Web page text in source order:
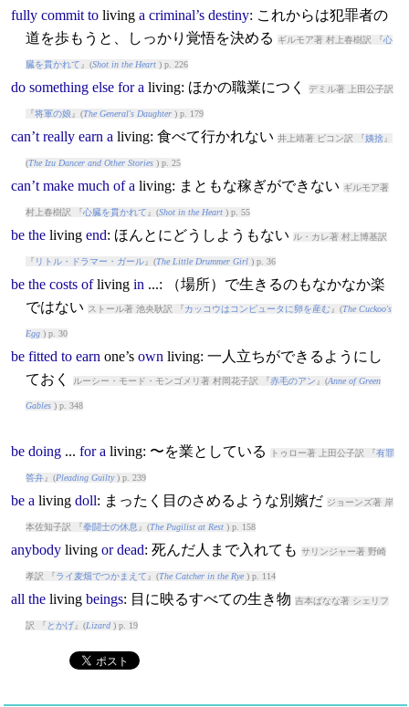
fully commit to living a criminal’s destiny: これからは犯罪者の
道を歩もうと、しっかり覚悟を決める
ギルモア著 村上春樹訳 『心
臓を貫かれて 』(Shot in the Heart) p. 226
do something else for a living: ほかの職業につく デミル著 上田公子訳
『将軍の娘 』(The General's Daughter) p. 179
can’t really earn a living: 食べて行かれない 井上靖著 ピコン訳 『姨捨』
(The Izu Dancer and Other Stories) p. 25
can’t make much of a living: まともな稼ぎができない ギルモア著
村上春樹訳 『心臓を貫かれて 』(Shot in the Heart) p. 55
be the living end: ほんとにどうしようもない ル・カレ著 村上博基訳
『 リトル・ドラマー・ガール』(The Little Drummer Girl) p. 36
be the costs of living in...: （場所）で生きるのもなかなか楽
ではない ストール著 池央耿訳 『 カッコウはコンピュータに卵を産む』(The Cuckoo's
Egg) p. 30
be fitted to earnone’s own living: 一人立ちができるようにし
ておく
ルーシー・モード・モンゴメリ著 村岡花子訳 『赤毛のアン 』(Anne of Green
Gables) p. 348
be doing... for a living: 〜を業としている トゥロー著 上田公子訳 『有罪
答弁』(Pleading Guilty) p. 239
be a living doll: まったく目のさめるような別嬪だ ジョーンズ著 岸
本佐知子訳 『拳闘士の休息 』(The Pugilist at Rest) p. 158
anybody living or dead: 死んだ人まで入れても サリンジャー著 野崎
孝訳 『 ライ麦畑でつかまえて 』(The Catcher in the Rye) p. 114
all the living beings: 目に映るすべての生き物 吉本ばなな著 シェリフ
訳 『 とかげ 』(Lizard) p. 19